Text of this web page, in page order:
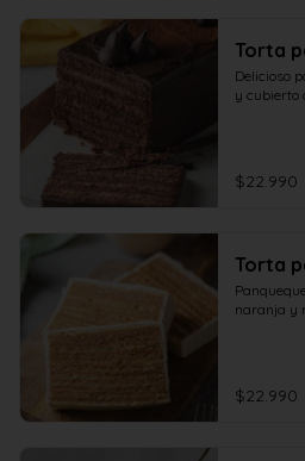
Torta
Delicioso
y cubierto
$22.990
Torta
naranja y
$22.990